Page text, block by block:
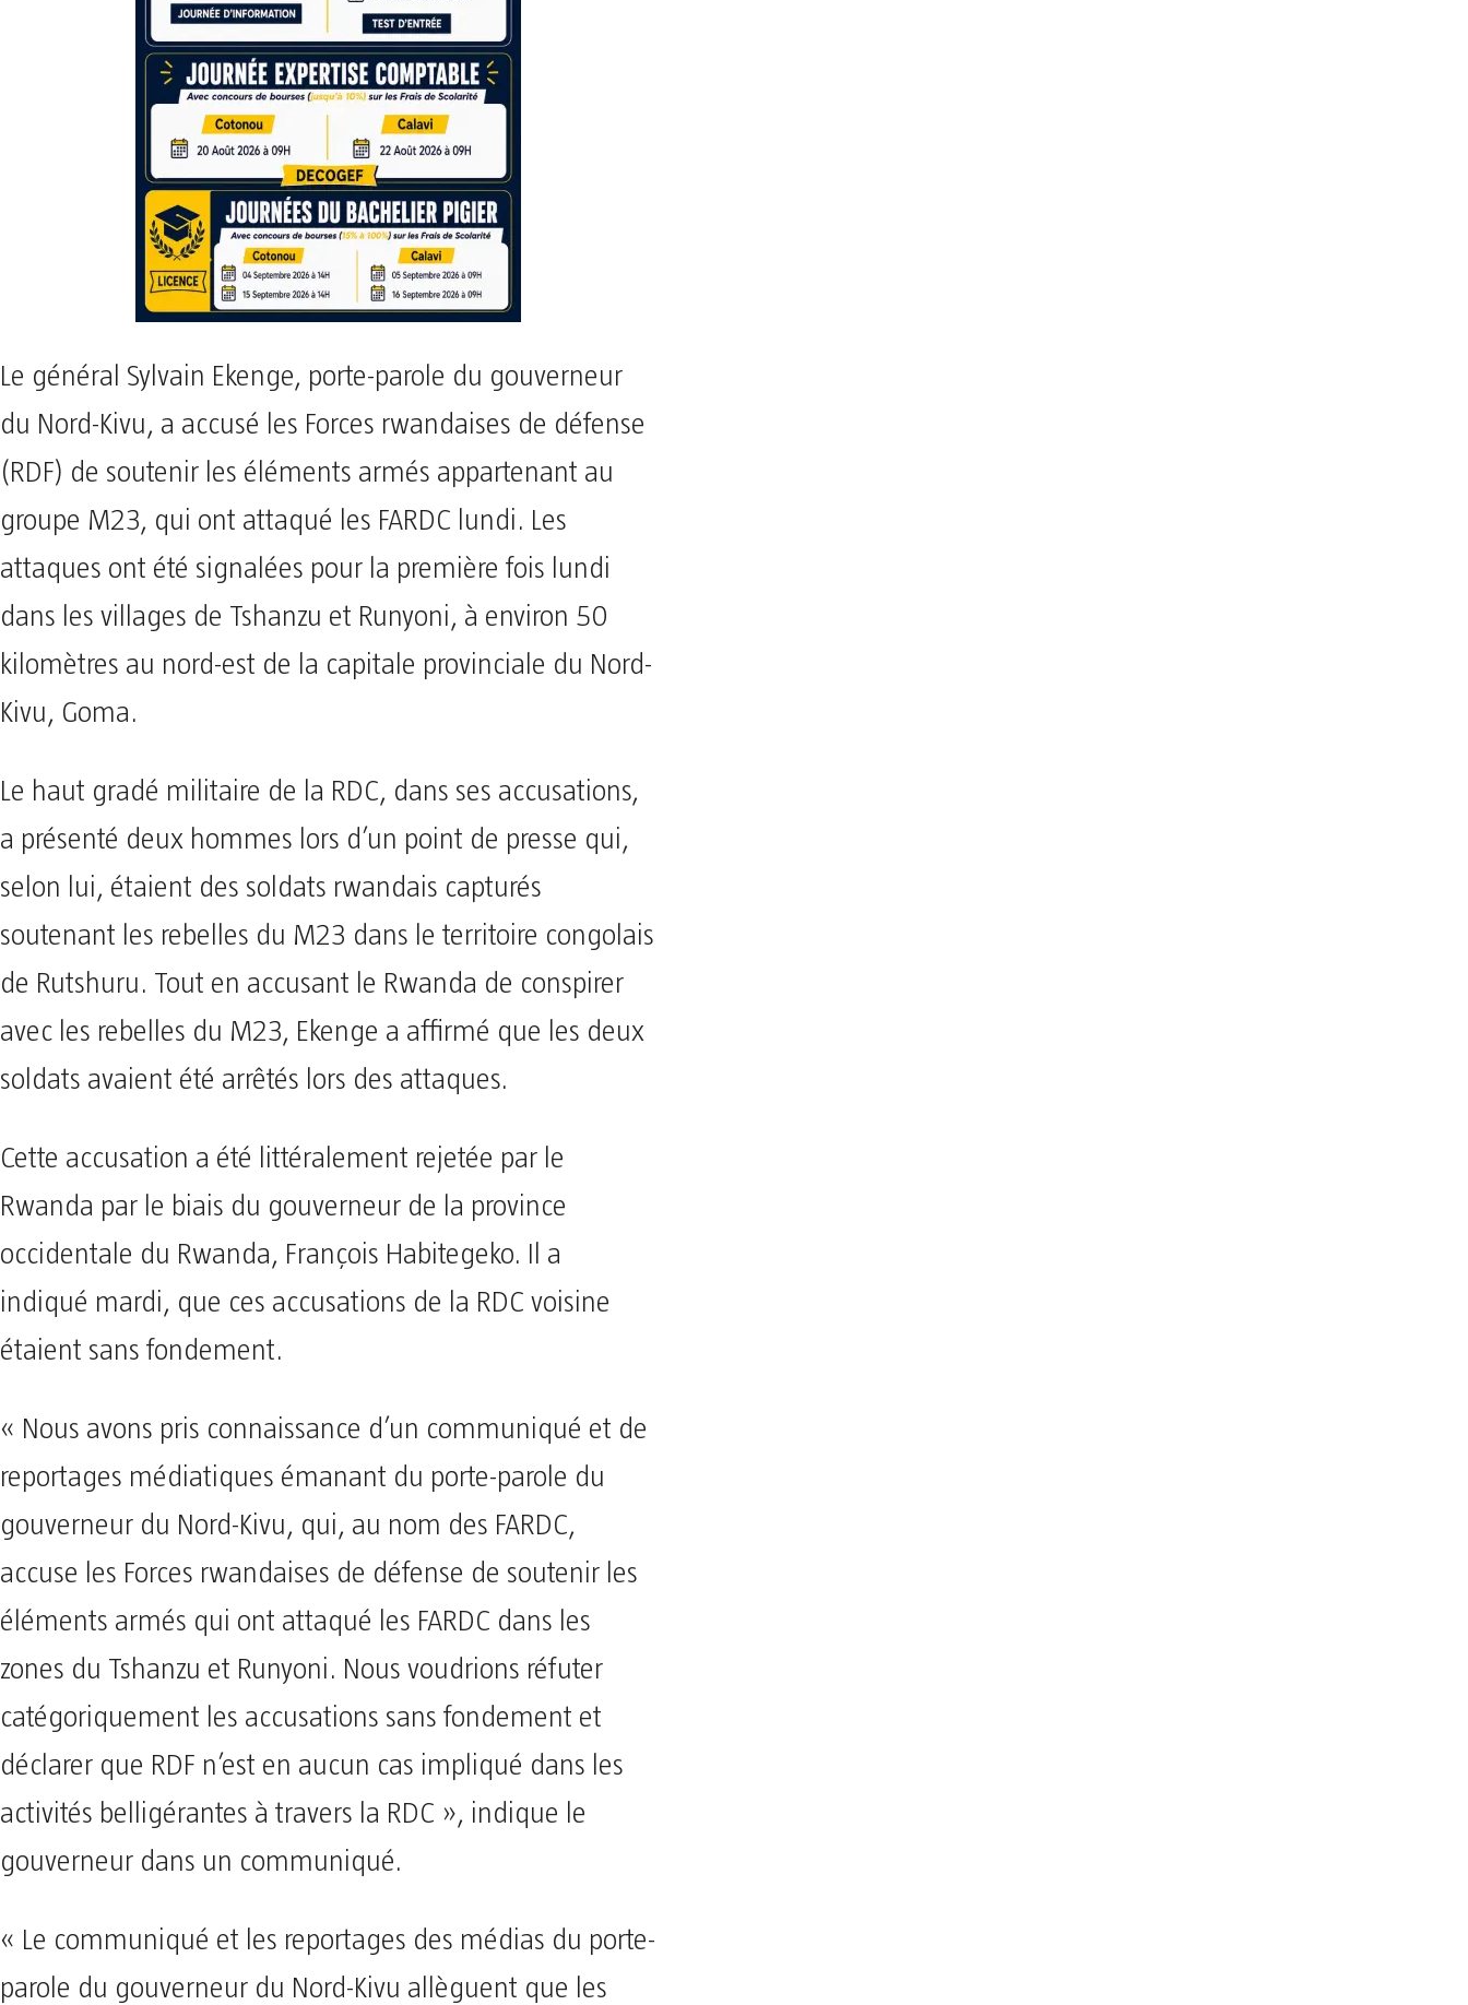
Le général Sylvain Ekenge, porte-parole du gouverneur
du Nord-Kivu, a accusé les Forces rwandaises de défense
(RDF) de soutenir les éléments armés appartenant au
groupe M23, qui ont attaqué les FARDC lundi. Les
attaques ont été signalées pour la première fois lundi
dans les villages de Tshanzu et Runyoni, à environ 50
kilomètres au nord-est de la capitale provinciale du Nord-
Kivu, Goma.
Le haut gradé militaire de la RDC, dans ses accusations,
a présenté deux hommes lors d’un point de presse qui,
selon lui, étaient des soldats rwandais capturés
soutenant les rebelles du M23 dans le territoire congolais
de Rutshuru. Tout en accusant le Rwanda de conspirer
avec les rebelles du M23, Ekenge a affirmé que les deux
soldats avaient été arrêtés lors des attaques.
Cette accusation a été littéralement rejetée par le
Rwanda par le biais du gouverneur de la province
occidentale du Rwanda, François Habitegeko. Il a
indiqué mardi, que ces accusations de la RDC voisine
étaient sans fondement.
« Nous avons pris connaissance d’un communiqué et de
reportages médiatiques émanant du porte-parole du
gouverneur du Nord-Kivu, qui, au nom des FARDC,
accuse les Forces rwandaises de défense de soutenir les
éléments armés qui ont attaqué les FARDC dans les
zones du Tshanzu et Runyoni. Nous voudrions réfuter
catégoriquement les accusations sans fondement et
déclarer que RDF n’est en aucun cas impliqué dans les
activités belligérantes à travers la RDC », indique le
gouverneur dans un communiqué.
« Le communiqué et les reportages des médias du porte-
parole du gouverneur du Nord-Kivu allèguent que les